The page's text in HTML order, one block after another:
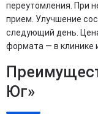
переутомления. При
прием. Улучшение
следующий день.
формата — в клинике
Юг»